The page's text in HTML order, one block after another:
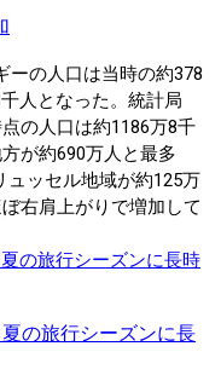
ーの人口は当時の約378
人となった。統計局
の人口は約1186万8千
が約690万人と最多
ュッセル地域が約125万
右肩上がりで増加して
の旅行シーズンに長